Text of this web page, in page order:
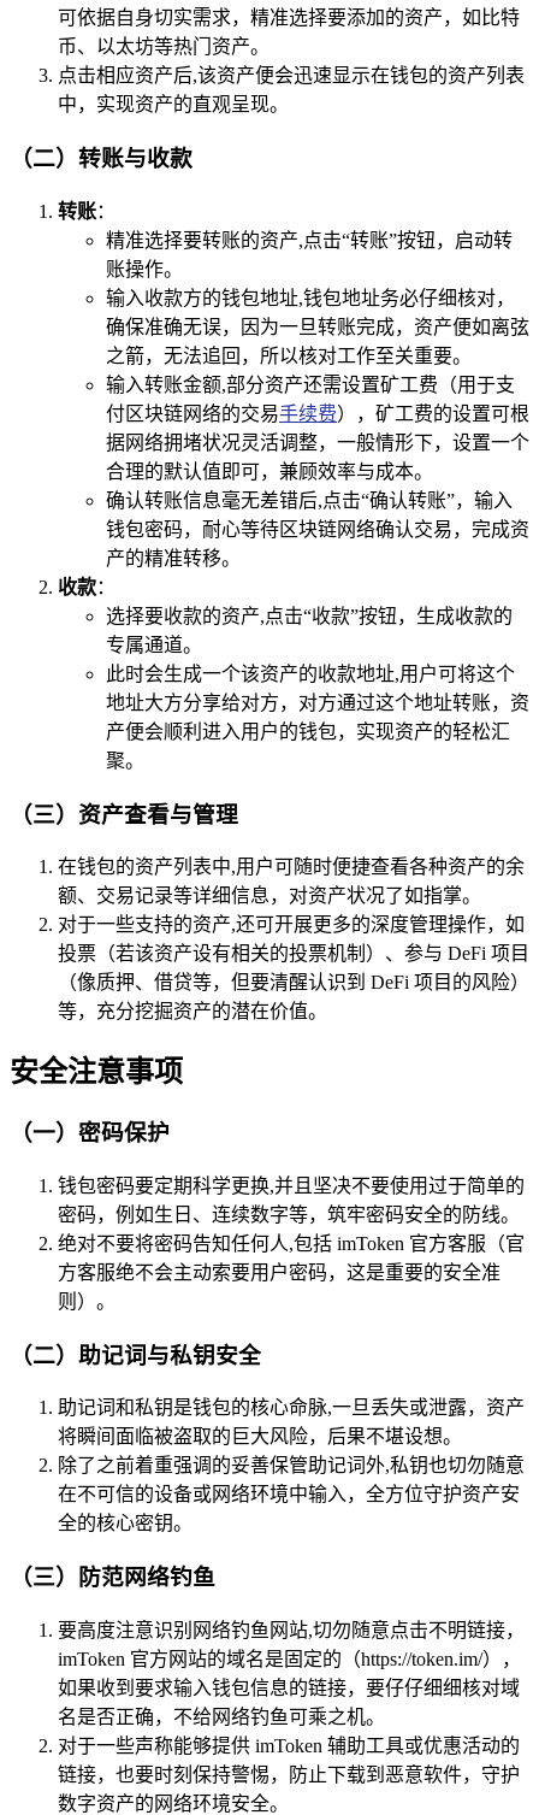
可依据自身切实需求，精准选择要添加的资产，如比特
币、以太坊等热门资产。
点击相应资产后,该资产便会迅速显示在钱包的资产列表
中，实现资产的直观呈现。
（二）转账与收款
转账：
精准选择要转账的资产,点击“转账”按钮，启动转
账操作。
输入收款方的钱包地址,钱包地址务必仔细核对，
确保准确无误，因为一旦转账完成，资产便如离弦
之箭，无法追回，所以核对工作至关重要。
输入转账金额,部分资产还需设置矿工费（用于支
付区块链网络的交易手续费），矿工费的设置可根
据网络拥堵状况灵活调整，一般情形下，设置一个
合理的默认值即可，兼顾效率与成本。
确认转账信息毫无差错后,点击“确认转账”，输入
钱包密码，耐心等待区块链网络确认交易，完成资
产的精准转移。
收款：
选择要收款的资产,点击“收款”按钮，生成收款的
专属通道。
此时会生成一个该资产的收款地址,用户可将这个
地址大方分享给对方，对方通过这个地址转账，资
产便会顺利进入用户的钱包，实现资产的轻松汇
聚。
（三）资产查看与管理
在钱包的资产列表中,用户可随时便捷查看各种资产的余
额、交易记录等详细信息，对资产状况了如指掌。
对于一些支持的资产,还可开展更多的深度管理操作，如
投票（若该资产设有相关的投票机制）、参与 DeFi 项目
（像质押、借贷等，但要清醒认识到 DeFi 项目的风险）
等，充分挖掘资产的潜在价值。
安全注意事项
（一）密码保护
钱包密码要定期科学更换,并且坚决不要使用过于简单的
密码，例如生日、连续数字等，筑牢密码安全的防线。
绝对不要将密码告知任何人,包括 imToken 官方客服（官
方客服绝不会主动索要用户密码，这是重要的安全准
则）。
（二）助记词与私钥安全
助记词和私钥是钱包的核心命脉,一旦丢失或泄露，资产
将瞬间面临被盗取的巨大风险，后果不堪设想。
除了之前着重强调的妥善保管助记词外,私钥也切勿随意
在不可信的设备或网络环境中输入，全方位守护资产安
全的核心密钥。
（三）防范网络钓鱼
要高度注意识别网络钓鱼网站,切勿随意点击不明链接，
imToken 官方网站的域名是固定的（https://token.im/），
如果收到要求输入钱包信息的链接，要仔仔细细核对域
名是否正确，不给网络钓鱼可乘之机。
对于一些声称能够提供 imToken 辅助工具或优惠活动的
链接，也要时刻保持警惕，防止下载到恶意软件，守护
数字资产的网络环境安全。